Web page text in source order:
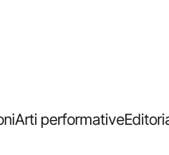
Arti performative